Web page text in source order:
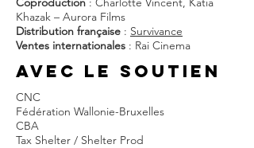
Khazak – Aurora Films
Distribution française : Survivance
Ventes internationales : Rai Cinema
AVEC LE SOUTIEN
CNC
Fédération Wallonie-Bruxelles
CBA
Tax Shelter / Shelter Prod